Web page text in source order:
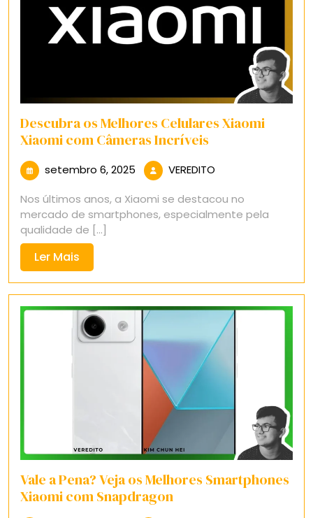
Descubra os Melhores Celulares Xiaomi
Xiaomi com Câmeras Incríveis
setembro 6, 2025 setembro
2025
VEREDITO
Nos últimos anos, a Xiaomi se destacou no
mercado de smartphones, especialmente pela
qualidade de [...]
Ler Mais
Mais
Vale a Pena? Veja os Melhores Smartphones
Xiaomi com Snapdragon